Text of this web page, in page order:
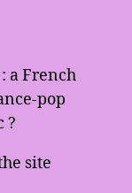
a French
pop
?
site